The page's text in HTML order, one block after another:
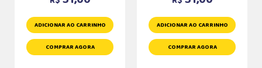
ADICIONAR AO CARRINHO
COMPRAR AGORA
ADICIONAR AO CARRINHO
COMPRAR AGORA